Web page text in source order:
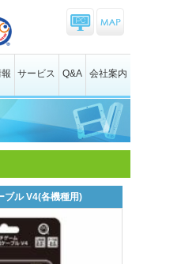
サービス Q&A 会社案内
ブル V4(各機種用)